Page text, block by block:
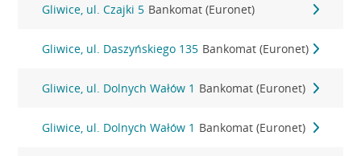
Gliwice, ul. Czajki 5 Bankomat (Euronet)
Gliwice, ul. Daszyńskiego 135 Bankomat (Euronet)
Gliwice, ul. Dolnych Wałów 1 Bankomat (Euronet)
Gliwice, ul. Dolnych Wałów 1 Bankomat (Euronet)